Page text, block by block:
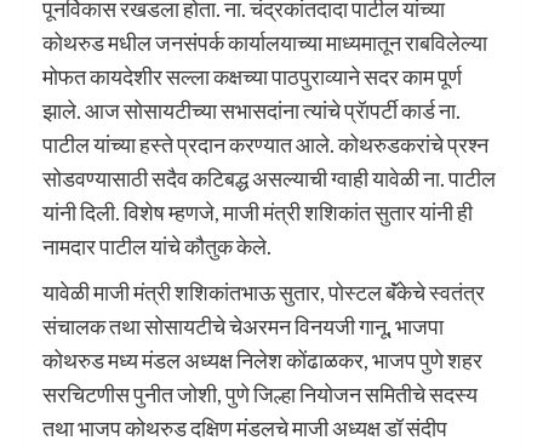
पूनर्विकास रखडला होता. ना. चंद्रकांतदादा पाटील यांच्या
कोथरुड मधील जनसंपर्क कार्यालयाच्या माध्यमातून राबविलेल्या
मोफत कायदेशीर सल्ला कक्षच्या पाठपुराव्याने सदर काम पूर्ण
झाले. आज सोसायटीच्या सभासदांना त्यांचे प्रॅापर्टी कार्ड ना.
पाटील यांच्या हस्ते प्रदान करण्यात आले. कोथरुडकरांचे प्रश्न
सोडवण्यासाठी सदैव कटिबद्ध असल्याची ग्वाही यावेळी ना. पाटील
यांनी दिली. विशेष म्हणजे, माजी मंत्री शशिकांत सुतार यांनी ही
नामदार पाटील यांचे कौतुक केले.
यावेळी माजी मंत्री शशिकांतभाऊ सुतार, पोस्टल बॅंकेचे स्वतंत्र
संचालक तथा सोसायटीचे चेअरमन विनयजी गानू, भाजपा
कोथरुड मध्य मंडल अध्यक्ष निलेश कोंढाळकर, भाजप पुणे शहर
सरचिटणीस पुनीत जोशी, पुणे जिल्हा नियोजन समितीचे सदस्य
तथा भाजप कोथरुड दक्षिण मंडलचे माजी अध्यक्ष डॉ संदीप